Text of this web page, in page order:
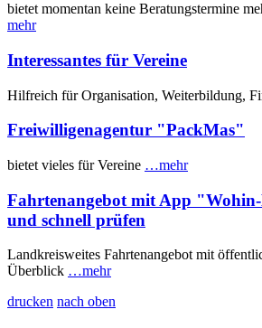
bietet momentan keine Beratungstermine
mehr
Interessantes für Vereine
Hilfreich für Organisation, Weiterbildung,
Freiwilligenagentur "PackMas"
bietet vieles für Vereine …mehr
Fahrtenangebot mit App
und schnell prüfen
Landkreisweites Fahrtenangebot mit
Überblick …mehr
drucken nach oben